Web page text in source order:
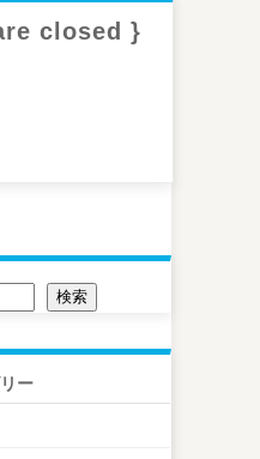
closed }
検索
ー